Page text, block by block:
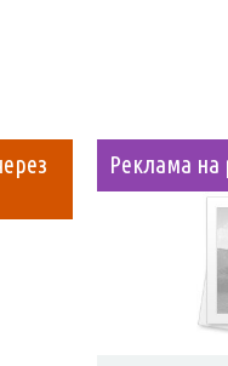
Реклама на